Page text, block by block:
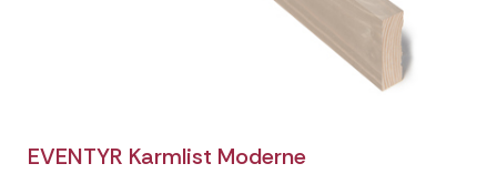
EVENTYR Karmlist Moderne